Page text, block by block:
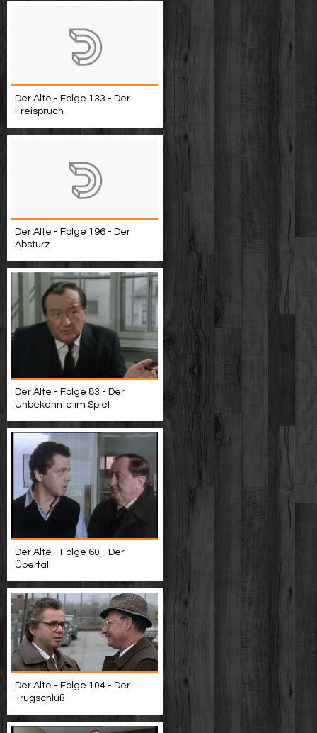
Der Alte - Folge 133 - Der
Freispruch
Der Alte - Folge 196 - Der
Absturz
Der Alte - Folge 83 - Der
Unbekannte im Spiel
Der Alte - Folge 60 - Der
Überfall
Der Alte - Folge 104 - Der
Trugschluß